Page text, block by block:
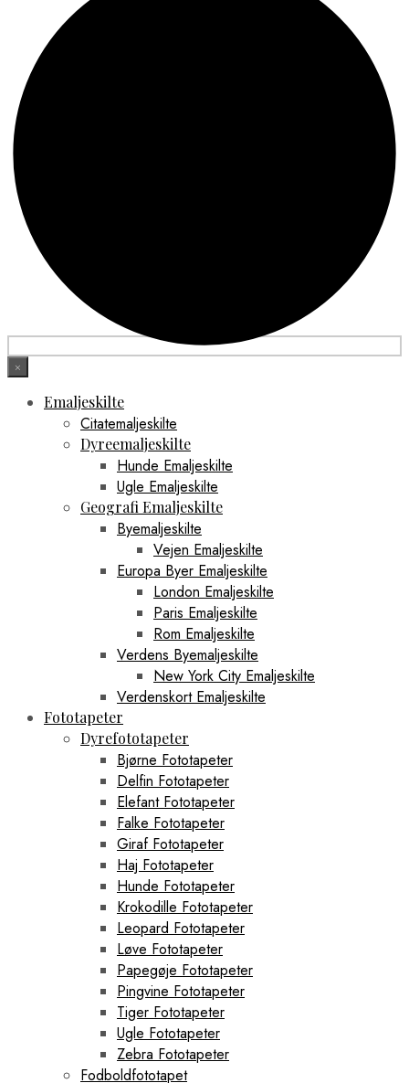
×
Emaljeskilte
Citatemaljeskilte
Dyreemaljeskilte
Hunde Emaljeskilte
Ugle Emaljeskilte
Geografi Emaljeskilte
Byemaljeskilte
Vejen Emaljeskilte
Europa Byer Emaljeskilte
London Emaljeskilte
Paris Emaljeskilte
Rom Emaljeskilte
Verdens Byemaljeskilte
New York City Emaljeskilte
Verdenskort Emaljeskilte
Fototapeter
Dyrefototapeter
Bjørne Fototapeter
Delfin Fototapeter
Elefant Fototapeter
Falke Fototapeter
Giraf Fototapeter
Haj Fototapeter
Hunde Fototapeter
Krokodille Fototapeter
Leopard Fototapeter
Løve Fototapeter
Papegøje Fototapeter
Pingvine Fototapeter
Tiger Fototapeter
Ugle Fototapeter
Zebra Fototapeter
Fodboldfototapet